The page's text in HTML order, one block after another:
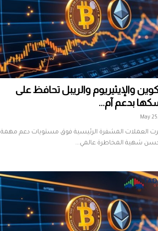
والإيثيريوم والريبل تحافظ على
بدعم آم...
May
العملات المشفرة الرئيسية فوق مستويات دعم مهمة
شهية المخاطرة عالمي...